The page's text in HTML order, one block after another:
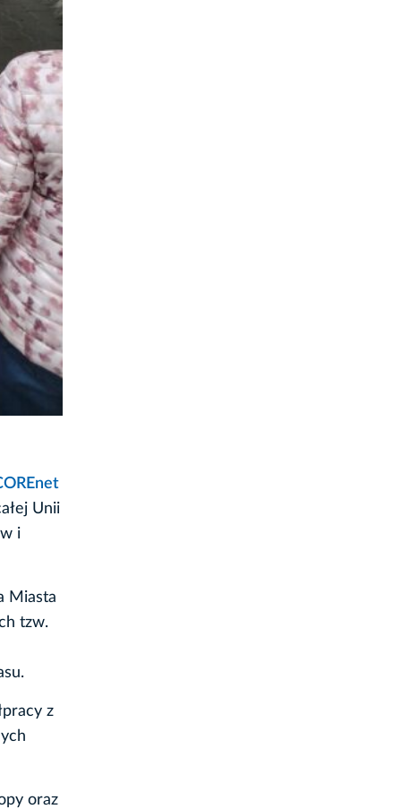
Unii
i
Miasta
tzw.
z
oraz